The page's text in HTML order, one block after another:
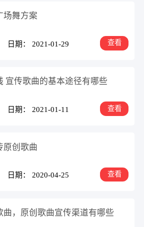
场舞方案
日期： 2021-01-29 查看
宣传歌曲的基本途径有哪些
日期： 2021-01-11 查看
原创歌曲
日期： 2020-04-25 查看
曲，原创歌曲宣传渠道有哪些